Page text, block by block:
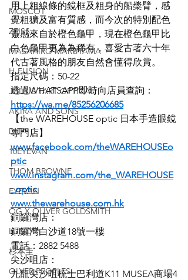
MOSCOT
ZEISS
MASAHIRO MARUYAMA
H-FUSION
JULIUS TART OPTICAL
AKIRA AND SONS
DITA
10EYEVAN
THOM BROWNE
EYEVAN
OG X OLIVER GOLDSMITH
LUNOR
杉本圭
OLVER PEOPLES
用上粗線條的鏡框及粗身的船槳臂，感
覺粗獷及富有質感，而今次的特別配色
靈感來自於橙色龜甲，現在橙色龜甲比
白色龜甲更為為稀有，喜愛古著六十年
代古著風格的朋友自然會懂得欣賞。
指定尺碼：50-22
透過WHATSAPP即時向店員查詢：
https://wa.me/85256206685
【the WAREHOUSE optic 日本手造眼鏡
專門店】
www.facebook.com/theWAREHOUSEo
ptic
www.instagram.com/the_WAREHOUSE
_optic
www.thewarehouse.com.hk
銅鑼灣店：
銅鑼灣白沙道18號一樓
電話：2882 5488
尖沙咀店：
九龍尖沙咀梳士巴利道K11 MUSEA商場4